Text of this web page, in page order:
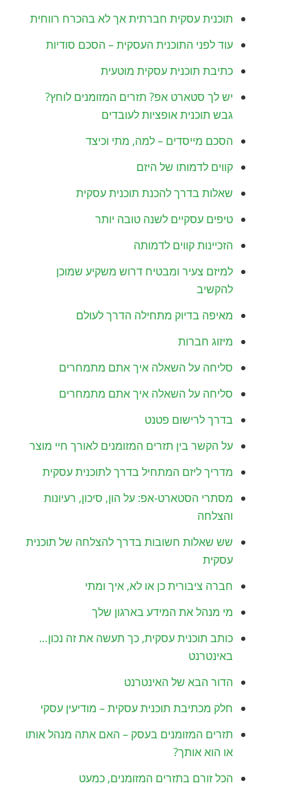
תוכנית עסקית חברתית אך לא בהכרח רווחית
עוד לפני התוכנית העסקית – הסכם סודיות
כתיבת תוכנית עסקית מוטעית
יש לך סטארט אפ? תזרים המזומנים לוחץ?
גבש תוכנית אופציות לעובדים
הסכם מייסדים – למה, מתי וכיצד
קווים לדמותו של היזם
שאלות בדרך להכנת תוכנית עסקית
טיפים עסקיים לשנה טובה יותר
הזכיינות קווים לדמותה
למיזם צעיר ומבטיח דרוש משקיע שמוכן
להקשיב
מאיפה בדיוק מתחילה הדרך לעולם
מיזוג חברות
סליחה על השאלה איך אתם מתמחרים
סליחה על השאלה איך אתם מתמחרים
בדרך לרישום פטנט
על הקשר בין תזרים המזומנים לאורך חיי מוצר
מדריך ליזם המתחיל בדרך לתוכנית עסקית
מסתרי הסטארט-אפ: על הון, סיכון, רעיונות
והצלחה
שש שאלות חשובות בדרך להצלחה של תוכנית
עסקית
חברה ציבורית כן או לא, איך ומתי
מי מנהל את המידע בארגון שלך
כותב תוכנית עסקית, כך תעשה את זה נכון…
באינטרנט
הדור הבא של האינטרנט
חלק מכתיבת תוכנית עסקית – מודיעין עסקי
תזרים המזומנים בעסק – האם אתה מנהל אותו
או הוא אותך?
הכל זורם בתזרים המזומנים, כמעט